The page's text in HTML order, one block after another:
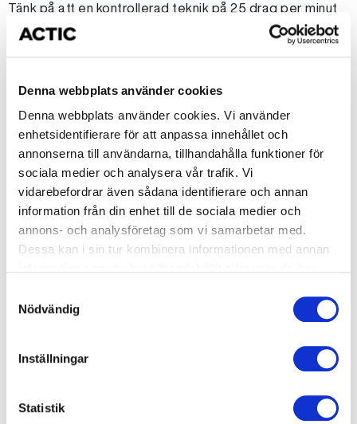
Denna webbplats använder cookies
Denna webbplats använder cookies. Vi använder
enhetsidentifierare för att anpassa innehållet och
annonserna till användarna, tillhandahålla funktioner för
sociala medier och analysera vår trafik. Vi
vidarebefordrar även sådana identifierare och annan
information från din enhet till de sociala medier och
annons- och analysföretag som vi samarbetar med.
Dessa kan i sin tur kombinera informationen med annan
Nödvändig
Inställningar
Statistik
Tänk på att en kontrollerad teknik på 25 drag per minut
är bättre än en okontrollerad teknik på 40 drag per
minut. Se till att hålla blicken framåt under hela rörelsen,
Träna såhär på roddmaskinen
Värm alltid upp (och varva ned efteråt) med cirka 5
minuters lätt rodd innan du kör igång något av
intervallpassen.
1. 500-400-300-200-100
genom hela passet. Försök att minska den totala tiden
Börja med 500 meter intensiv rodd och vila sedan 60